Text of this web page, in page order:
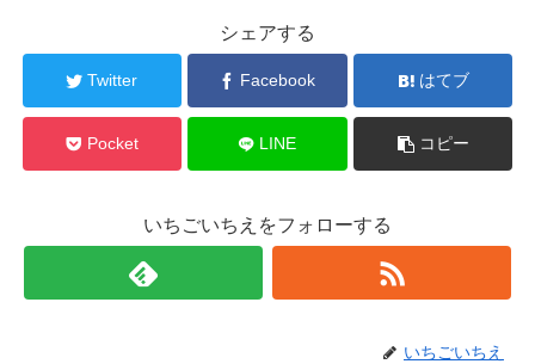
シェアする
Twitter Facebook はてブ
Pocket LINE コピー
いちごいちえをフォローする
いちごいちえ